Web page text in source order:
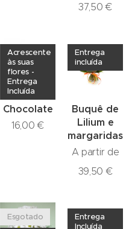
37,50 €
Chocolate
Acrescente
às suas
flores -
Entrega
Incluída
16,00 €
Buquê de
Lilium e
margaridas
Entrega
incluída
A partir de
39,50 €
Esgotado
Entrega
Incluída